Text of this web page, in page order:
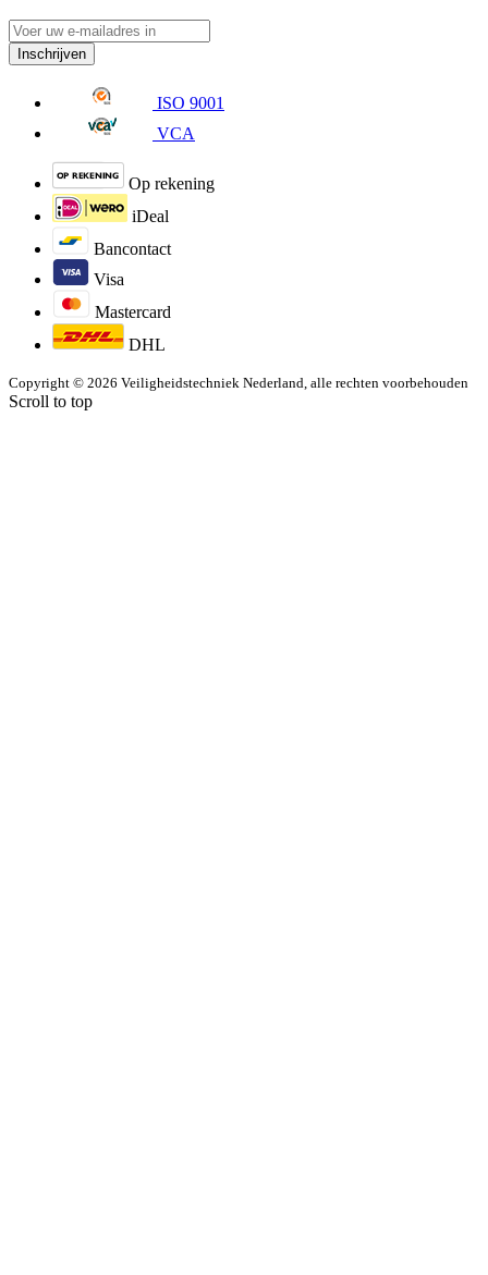
Inschrijven
ISO 9001
VCA
Op rekening
iDeal
Bancontact
Visa
Mastercard
DHL
Copyright © 2026 Veiligheidstechniek Nederland, alle rechten voorbehouden
Scroll to top